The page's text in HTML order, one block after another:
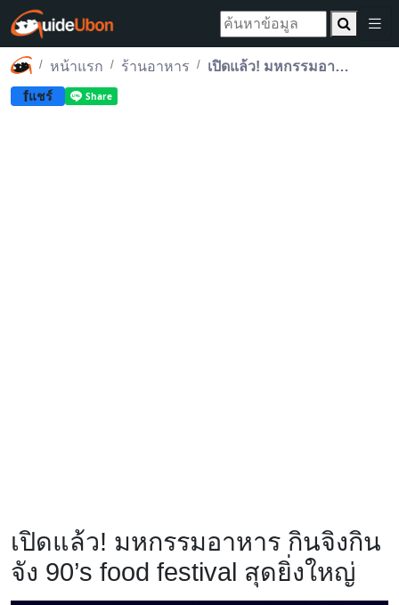
หน้าแรก ร้านอาหาร เปิดแล้ว! มหกรรมอาหาร กินจิงกินจัง 90’s food festival สุดยิ่งใหญ่
fแชร์
เปิดแล้ว! มหกรรมอาหาร กินจิงกิน
จัง 90’s food festival สุดยิ่งใหญ่